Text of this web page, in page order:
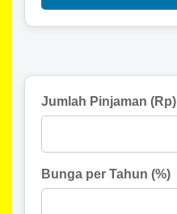
Jumlah Pinjaman (Rp)
Bunga per Tahun (%)